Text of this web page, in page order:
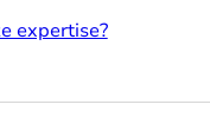
van ons
expertise?